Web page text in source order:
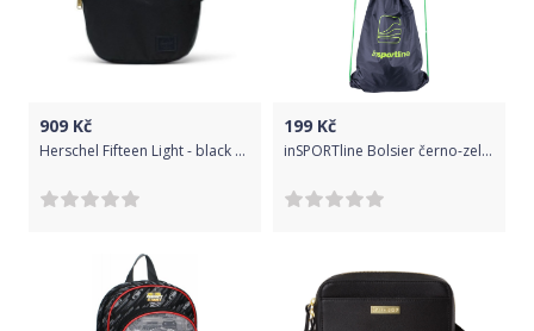
909 Kč
Herschel Fifteen Light - black uni
199 Kč
inSPORTline Bolsier černo-zelená